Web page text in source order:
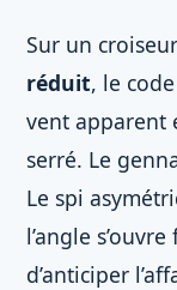
Sur un
réduit, le
vent apparent
serré. Le
Le spi
l’angle
d’anticiper